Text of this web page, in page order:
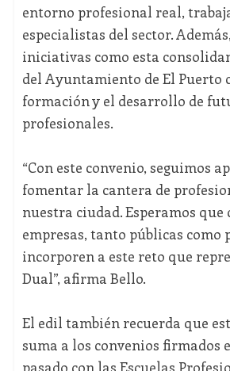
entorno profesional real,
especialistas del sector.
iniciativas como esta
del Ayuntamiento de El Puerto
formación y el desarrollo de
profesionales.
“Con este convenio, seguimos
fomentar la cantera de
nuestra ciudad. Esperamos que
empresas, tanto públicas como
incorporen a este reto que
Dual”, afirma Bello.
El edil también recuerda que
suma a los convenios firmados
pasado con las Escuelas